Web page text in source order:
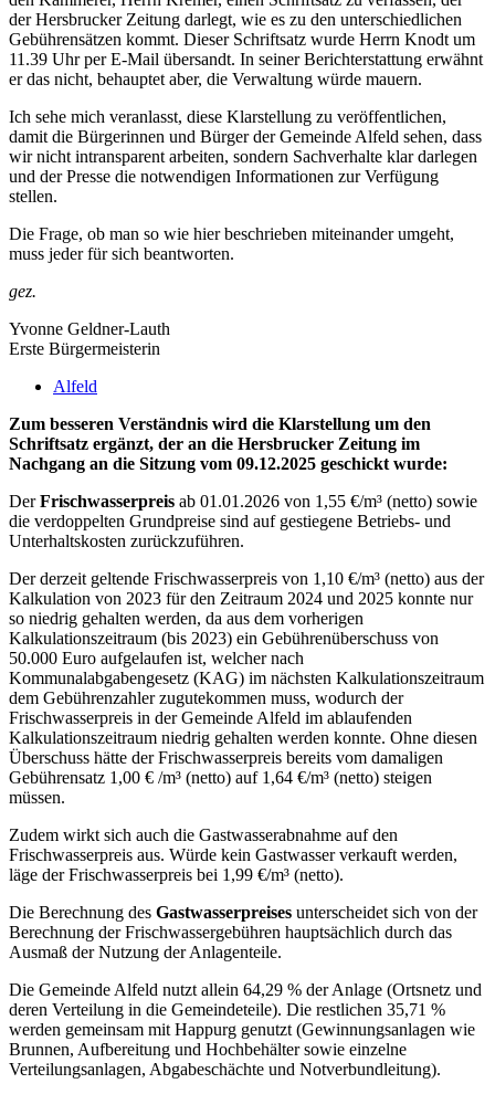
der Hersbrucker Zeitung darlegt, wie es zu den unterschiedlichen
Gebührensätzen kommt. Dieser Schriftsatz wurde Herrn Knodt um
11.39 Uhr per E-Mail übersandt. In seiner Berichterstattung erwähnt
er das nicht, behauptet aber, die Verwaltung würde mauern.
Ich sehe mich veranlasst, diese Klarstellung zu veröffentlichen,
damit die Bürgerinnen und Bürger der Gemeinde Alfeld sehen, dass
wir nicht intransparent arbeiten, sondern Sachverhalte klar darlegen
und der Presse die notwendigen Informationen zur Verfügung
stellen.
Die Frage, ob man so wie hier beschrieben miteinander umgeht,
muss jeder für sich beantworten.
gez.
Yvonne Geldner-Lauth
Erste Bürgermeisterin
Alfeld
Zum besseren Verständnis wird die Klarstellung um den
Schriftsatz ergänzt, der an die Hersbrucker Zeitung im
Nachgang an die Sitzung vom 09.12.2025 geschickt wurde:
DerFrischwasserpreis ab 01.01.2026 von 1,55 €/m³ (netto) sowie
die verdoppelten Grundpreise sind auf gestiegene Betriebs- und
Unterhaltskosten zurückzuführen.
Der derzeit geltende Frischwasserpreis von 1,10 €/m³ (netto) aus der
Kalkulation von 2023 für den Zeitraum 2024 und 2025 konnte nur
so niedrig gehalten werden, da aus dem vorherigen
Kalkulationszeitraum (bis 2023) ein Gebührenüberschuss von
50.000 Euro aufgelaufen ist, welcher nach
Kommunalabgabengesetz (KAG) im nächsten Kalkulationszeitraum
dem Gebührenzahler zugutekommen muss, wodurch der
Frischwasserpreis in der Gemeinde Alfeld im ablaufenden
Kalkulationszeitraum niedrig gehalten werden konnte. Ohne diesen
Überschuss hätte der Frischwasserpreis bereits vom damaligen
Gebührensatz 1,00 € /m³ (netto) auf 1,64 €/m³ (netto) steigen
müssen.
Zudem wirkt sich auch die Gastwasserabnahme auf den
Frischwasserpreis aus. Würde kein Gastwasser verkauft werden,
läge der Frischwasserpreis bei 1,99 €/m³ (netto).
Die Berechnung des Gastwasserpreises unterscheidet sich von der
Berechnung der Frischwassergebühren hauptsächlich durch das
Ausmaß der Nutzung der Anlagenteile.
Die Gemeinde Alfeld nutzt allein 64,29 % der Anlage (Ortsnetz und
deren Verteilung in die Gemeindeteile). Die restlichen 35,71 %
werden gemeinsam mit Happurg genutzt (Gewinnungsanlagen wie
Brunnen, Aufbereitung und Hochbehälter sowie einzelne
Verteilungsanlagen, Abgabeschächte und Notverbundleitung).